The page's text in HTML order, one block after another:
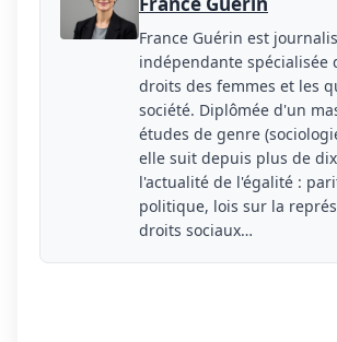
France Guérin est
indépendante spécialisée
droits des femmes et les
société. Diplômée d'un
études de genre
elle suit depuis plus de
l'actualité de l'égalité :
politique, lois sur la
droits sociaux…